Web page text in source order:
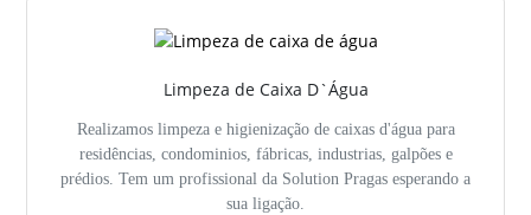
Limpeza de Caixa D`Água
Realizamos limpeza e higienização de caixas d'água para
residências, condominios, fábricas, industrias, galpões e
prédios. Tem um profissional da Solution Pragas esperando a
sua ligação.